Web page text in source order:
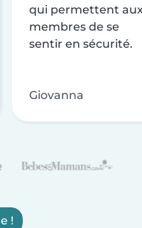
qui permettent
membres de se
sentir en sécurité.
Giovanna
!